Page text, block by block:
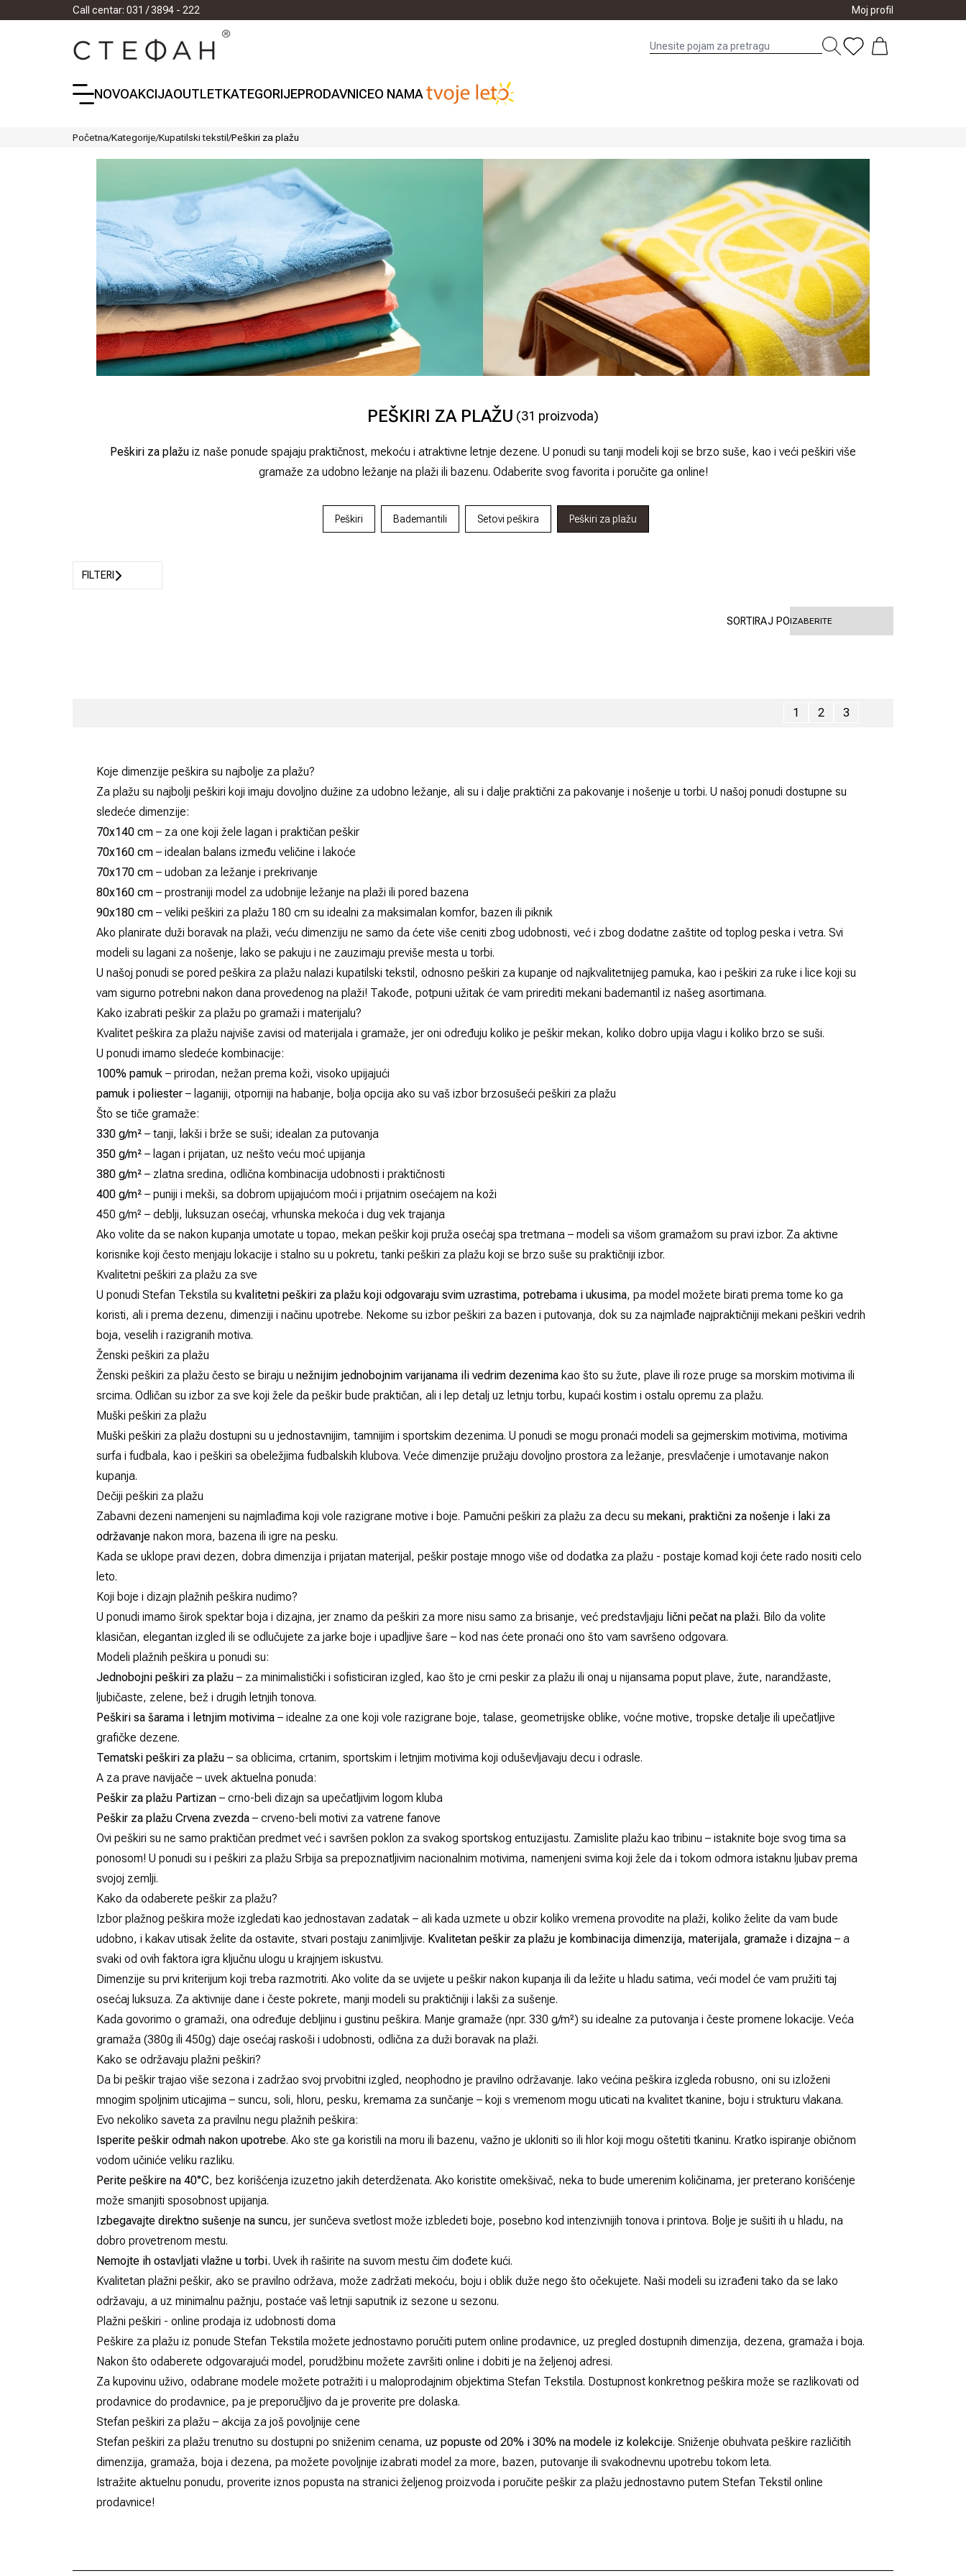
Call centar: 031 / 3894 - 222 Moj profil
NOVOAKCIJAOUTLETKATEGORIJEPRODAVNICEO NAMA
Početna/Kategorije/Kupatilski tekstil/Peškiri za plažu
PEŠKIRI ZA PLAŽU (31 proizvoda)
Peškiri za plažu iz naše ponude spajaju praktičnost, mekoću i atraktivne letnje dezene. U ponudi su tanji modeli koji se brzo suše, kao i veći peškiri više
gramaže za udobno ležanje na plaži ili bazenu. Odaberite svog favorita i poručite ga online!
Peškiri Bademantili Setovi peškira Peškiri za plažu
FILTERI
SORTIRAJ PO
1 2 3
Koje dimenzije peškira su najbolje za plažu?
Za plažu su najbolji peškiri koji imaju dovoljno dužine za udobno ležanje, ali su i dalje praktični za pakovanje i nošenje u torbi. U našoj ponudi dostupne su
sledeće dimenzije:
70x140 cm – za one koji žele lagan i praktičan peškir
70x160 cm– idealan balans između veličine i lakoće
70x170 cm – udoban za ležanje i prekrivanje
80x160 cm– prostraniji model za udobnije ležanje na plaži ili pored bazena
90x180 cm – veliki peškiri za plažu 180 cm su idealni za maksimalan komfor, bazen ili piknik
Ako planirate duži boravak na plaži, veću dimenziju ne samo da ćete više ceniti zbog udobnosti, već i zbog dodatne zaštite od toplog peska i vetra. Svi
modeli su lagani za nošenje, lako se pakuju i ne zauzimaju previše mesta u torbi.
U našoj ponudi se pored peškira za plažu nalazi kupatilski tekstil , odnosno peškiri za kupanje od najkvalitetnijeg pamuka, kao ipeškiri za ruke i lice koji su
vam sigurno potrebni nakon dana provedenog na plaži! Takođe, potpuni užitak će vam prirediti mekani bademantil iz našeg asortimana.
Kako izabrati peškir za plažu po gramaži i materijalu?
Kvalitet peškira za plažu najviše zavisi od materijala i gramaže, jer oni određuju koliko je peškir mekan, koliko dobro upija vlagu i koliko brzo se suši.
U ponudi imamo sledeće kombinacije:
100% pamuk – prirodan, nežan prema koži, visoko upijajući
pamuk i poliester – laganiji, otporniji na habanje, bolja opcija ako su vaš izbor brzosušeći peškiri za plažu
Što se tiče gramaže:
330 g/m² – tanji, lakši i brže se suši; idealan za putovanja
350 g/m² – lagan i prijatan, uz nešto veću moć upijanja
380 g/m² – zlatna sredina, odlična kombinacija udobnosti i praktičnosti
400 g/m² – puniji i mekši, sa dobrom upijajućom moći i prijatnim osećajem na koži
450 g/m² – deblji, luksuzan osećaj, vrhunska mekoća i dug vek trajanja
Ako volite da se nakon kupanja umotate u topao, mekan peškir koji pruža osećaj spa tretmana – modeli sa višom gramažom su pravi izbor. Za aktivne
korisnike koji često menjaju lokacije i stalno su u pokretu, tanki peškiri za plažu koji se brzo suše su praktičniji izbor.
Kvalitetni peškiri za plažu za sve
U ponudi Stefan Tekstila su kvalitetni peškiri za plažu koji odgovaraju svim uzrastima, potrebama i ukusima, pa model možete birati prema tome ko ga
koristi, ali i prema dezenu, dimenziji i načinu upotrebe. Nekome su izbor peškiri za bazen i putovanja, dok su za najmlađe najpraktičniji mekani peškiri vedrih
boja, veselih i razigranih motiva.
Ženski peškiri za plažu
Ženski peškiri za plažu često se biraju unežnijim jednobojnim varijanama ili vedrim dezenima kao što su žute, plave ili roze pruge sa morskim motivima ili
srcima. Odličan su izbor za sve koji žele dapeškir bude praktičan, ali i lep detalj uz letnju torbu, kupaći kostim i ostalu opremu za plažu.
Muški peškiri za plažu
Muški peškiri za plažu dostupni su u jednostavnijim, tamnijim i sportskim dezenima. U ponudi se mogu pronaći modeli sa gejmerskim motivima, motivima
surfa i fudbala, kao i peškiri sa obeležjima fudbalskih klubova. Veće dimenzije pružaju dovoljno prostora za ležanje, presvlačenje i umotavanje nakon
kupanja.
Dečiji peškiri za plažu
Zabavni dezeni namenjeni su najmlađima koji vole razigrane motive i boje. Pamučni peškiri za plažu za decu sumekani, praktični za nošenje i laki za
održavanje nakon mora, bazena ili igre na pesku.
Kada se uklope pravi dezen, dobra dimenzija i prijatan materijal, peškir postaje mnogo više od dodatka za plažu - postaje komad koji ćete rado nositi celo
leto.
Koji boje i dizajn plažnih peškira nudimo?
U ponudi imamo širok spektar boja i dizajna, jer znamo da peškiri za more nisu samo za brisanje, već predstavljaju lični pečat na plaži. Bilo da volite
klasičan, elegantan izgled ili se odlučujete za jarke boje i upadljive šare – kod nas ćete pronaći ono što vam savršeno odgovara.
Modeli plažnih peškira u ponudi su:
Jednobojni peškiri za plažu – za minimalistički i sofisticiran izgled, kao što je crni peskir za plažu ili onaj u nijansama poput plave, žute, narandžaste,
ljubičaste, zelene, bež i drugih letnjih tonova.
Peškiri sa šarama i letnjim motivima – idealne za one koji vole razigrane boje, talase, geometrijske oblike, voćne motive, tropske detalje ili upečatljive
grafičke dezene.
Tematski peškiri za plažu – sa oblicima, crtanim, sportskim i letnjim motivima koji oduševljavaju decu i odrasle.
A za prave navijače – uvek aktuelna ponuda:
Peškir za plažu Partizan – crno-beli dizajn sa upečatljivim logom kluba
Peškir za plažu Crvena zvezda – crveno-beli motivi za vatrene fanove
Ovi peškiri su ne samo praktičan predmet već i savršen poklon za svakog sportskog entuzijastu. Zamislite plažu kao tribinu – istaknite boje svog tima sa
ponosom! U ponudi su i peškiri za plažu Srbija sa prepoznatljivim nacionalnim motivima, namenjeni svima koji žele da i tokom odmora istaknu ljubav prema
svojoj zemlji.
Kako da odaberete peškir za plažu?
Izbor plažnog peškira može izgledati kao jednostavan zadatak – ali kada uzmete u obzir koliko vremena provodite na plaži, koliko želite da vam bude
udobno, i kakav utisak želite da ostavite, stvari postaju zanimljivije. Kvalitetan peškir za plažu je kombinacija dimenzija, materijala, gramaže i dizajna – a
svaki od ovih faktora igra ključnu ulogu u krajnjem iskustvu.
Dimenzije su prvi kriterijum koji treba razmotriti. Ako volite da se uvijete u peškir nakon kupanja ili da ležite u hladu satima, veći model će vam pružiti taj
osećaj luksuza. Za aktivnije dane i česte pokrete, manji modeli su praktičniji i lakši za sušenje.
Kada govorimo o gramaži, ona određuje debljinu i gustinu peškira. Manje gramaže (npr. 330 g/m²) su idealne za putovanja i česte promene lokacije. Veća
gramaža (380g ili 450g) daje osećaj raskoši i udobnosti, odlična za duži boravak na plaži.
Kako se održavaju plažni peškiri?
Da bi peškir trajao više sezona i zadržao svoj prvobitni izgled, neophodno je pravilno održavanje. Iako većina peškira izgleda robusno, oni su izloženi
mnogim spoljnim uticajima – suncu, soli, hloru, pesku, kremama za sunčanje – koji s vremenom mogu uticati na kvalitet tkanine, boju i strukturu vlakana.
Evo nekoliko saveta za pravilnu negu plažnih peškira:
Isperite peškir odmah nakon upotrebe. Ako ste ga koristili na moru ili bazenu, važno je ukloniti so ili hlor koji mogu oštetiti tkaninu. Kratko ispiranje običnom
vodom učiniće veliku razliku.
Perite peškire na 40°C, bez korišćenja izuzetno jakih deterdženata. Ako koristite omekšivač, neka to bude umerenim količinama, jer preterano korišćenje
može smanjiti sposobnost upijanja.
Izbegavajte direktno sušenje na suncu, jer sunčeva svetlost može izbledeti boje, posebno kod intenzivnijih tonova i printova. Bolje je sušiti ih u hladu, na
dobro provetrenom mestu.
Nemojte ih ostavljati vlažne u torbi. Uvek ih raširite na suvom mestu čim dođete kući.
Kvalitetan plažni peškir, ako se pravilno održava, može zadržati mekoću, boju i oblik duže nego što očekujete. Naši modeli su izrađeni tako da se lako
održavaju, a uz minimalnu pažnju, postaće vaš letnji saputnik iz sezone u sezonu.
Plažni peškiri - online prodaja iz udobnosti doma
Peškire za plažu iz ponudeStefan Tekstila možete jednostavno poručiti putem online prodavnice, uz pregled dostupnih dimenzija, dezena, gramaža i boja.
Nakon što odaberete odgovarajući model, porudžbinu možete završiti online i dobiti je na željenoj adresi.
Za kupovinu uživo, odabrane modele možete potražiti i u maloprodajnim objektima Stefan Tekstila. Dostupnost konkretnog peškira može se razlikovati od
prodavnice do prodavnice, pa je preporučljivo da je proverite pre dolaska.
Stefan peškiri za plažu – akcija za još povoljnije cene
Stefan peškiri za plažu trenutno su dostupni po sniženim cenama,uz popuste od 20% i 30% na modele iz kolekcije. Sniženje obuhvata peškire različitih
dimenzija, gramaža, boja i dezena, pa možete povoljnije izabrati model za more, bazen, putovanje ili svakodnevnu upotrebu tokom leta.
Istražite aktuelnu ponudu, proverite iznos popusta na stranici željenog proizvoda i poručite peškir za plažu jednostavno putem Stefan Tekstil online
prodavnice!